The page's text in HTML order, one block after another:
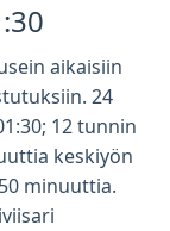
aikaisiin
24
12 tunnin
keskiyön
minuuttia.